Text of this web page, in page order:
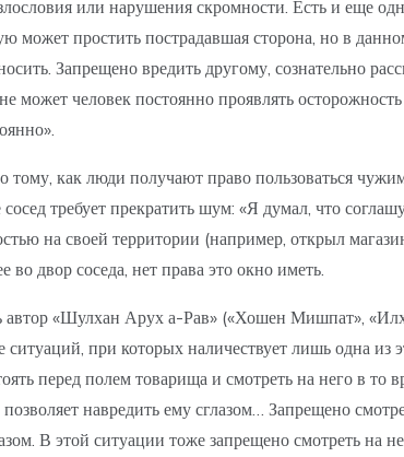
или нарушения скромности. Есть и еще
простить пострадавшая сторона, но в
Запрещено вредить другому, сознательно
может человек постоянно проявлять
как люди получают право пользоваться
требует прекратить шум: «Я думал, что
на своей территории (например, открыл
двор соседа, нет права это окно иметь.
автор «Шулхан Арух а-Рав» («Хошен Мишпат»,
ситуаций, при которых наличествует лишь одна
перед полем товарища и смотреть на него в то
навредить ему сглазом… Запрещено
В этой ситуации тоже запрещено смотреть на